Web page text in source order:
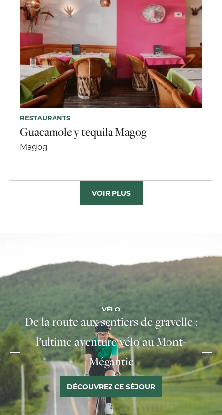
RESTAURANTS
Guacamole y tequila Magog
Magog
VOIR PLUS
VÉLO
De la route aux sentiers de gravelle :
l’ultime aventure vélo au Mont-
Mégantic
DÉCOUVREZ CE SÉJOUR